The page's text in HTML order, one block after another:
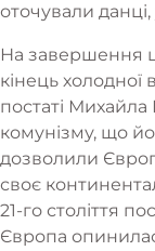
оточували
На завершення
кінець холодної
постаті Михайла
комунізму, що
дозволили
своє
21-го століття
Європа